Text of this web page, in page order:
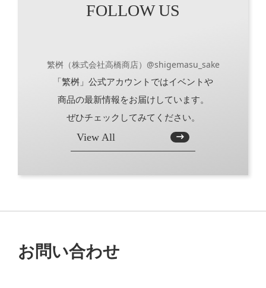
FOLLOW US
繁桝（株式会社高橋商店）@shigemasu_sake
「繁桝」公式アカウントではイベントや
商品の最新情報をお届けしています。
ぜひチェックしてみてください。
View All
お問い合わせ